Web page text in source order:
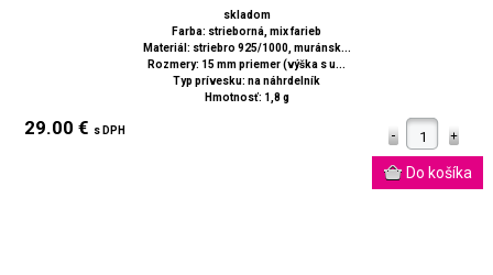
skladom
Farba: strieborná, mix farieb
Materiál: striebro 925/1000, muránsk...
Rozmery: 15 mm priemer (výška s u...
Typ prívesku: na náhrdelník
Hmotnosť: 1,8 g
29.00 € s DPH